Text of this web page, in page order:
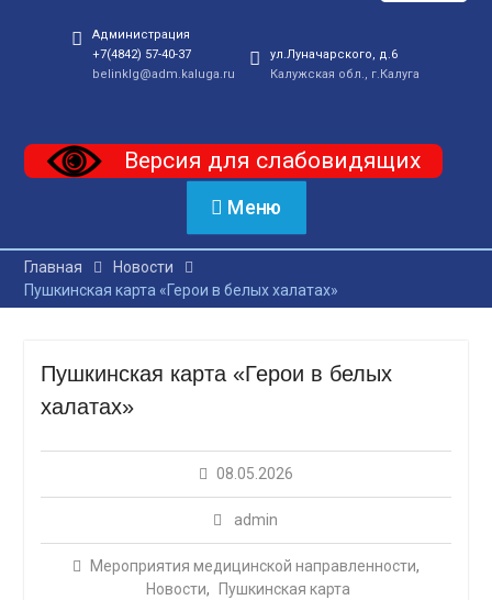
Администрация
+7(4842) 57-40-37
belinklg@adm.kaluga.ru
ул.Луначарского, д.6
Калужская обл., г.Калуга
Версия для слабовидящих
Меню
Главная
Новости
Пушкинская карта «Герои в белых халатах»
Пушкинская карта «Герои в белых
халатах»
08.05.2026
admin
Мероприятия медицинской направленности,
Новости, Пушкинская карта